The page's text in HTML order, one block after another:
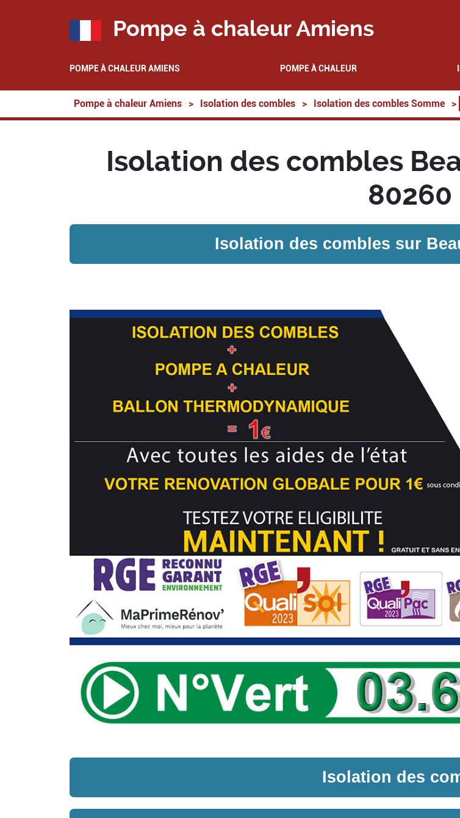
Pompe à chaleur Amiens
POMPE À CHALEUR AMIENS POMPE À CHALEUR
Pompe à chaleur Amiens > Isolation des combles > Isolation des combles Somme >
Isolation des combles
80260
Isolation des combles sur
Isolation des